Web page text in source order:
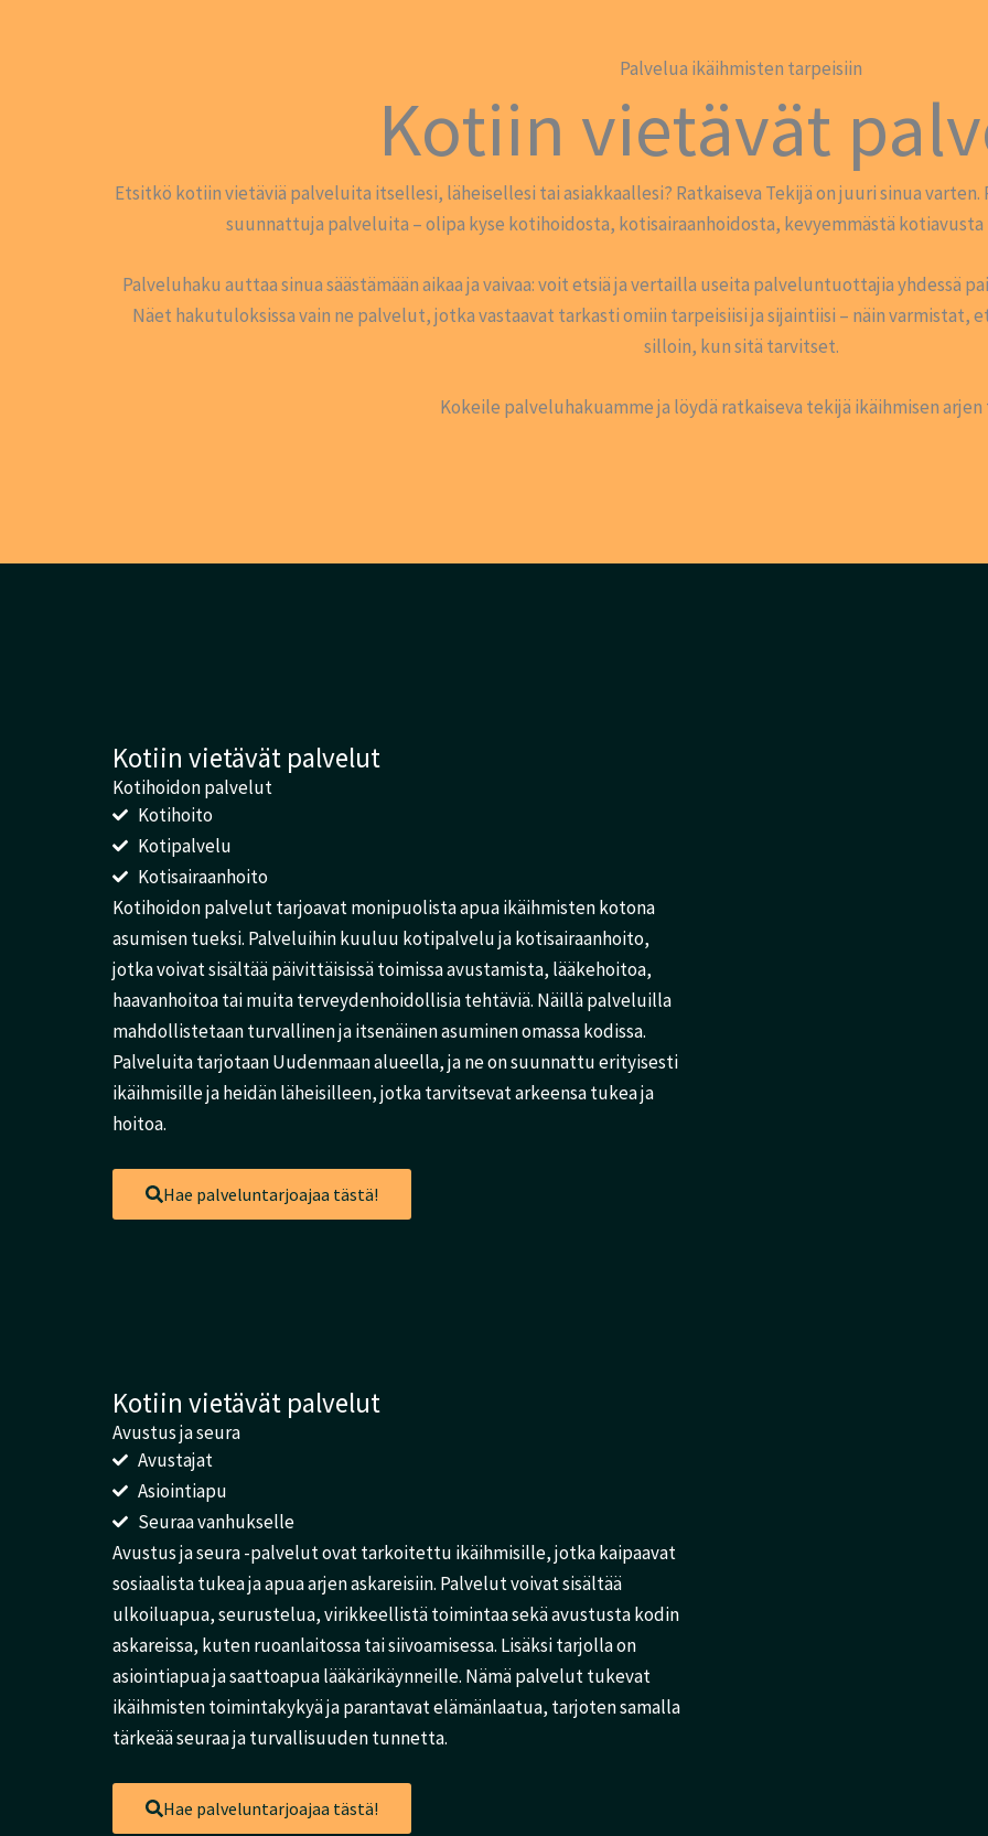
Palvelua ikäihmisten tarpeisiin
Kotiin vietävät
Etsitkö kotiin vietäviä palveluita itsellesi, läheisellesi tai asiakkaallesi? Ratkaiseva Tekijä on juuri sinua
suunnattuja palveluita – olipa kyse kotihoidosta, kotisairaanhoidosta, kevyemmästä kotiavusta
Palveluhaku auttaa sinua säästämään aikaa ja vaivaa: voit etsiä ja vertailla useita palveluntuottajia yhdessä
Näet hakutuloksissa vain ne palvelut, jotka vastaavat tarkasti omiin tarpeisiisi ja sijaintiisi – näin varmistat,
silloin, kun sitä tarvitset.
Kokeile palveluhakuamme ja löydä ratkaiseva tekijä ikäihmisen
Kotiin vietävät palvelut
Kotihoidon palvelut
Kotihoito
Kotipalvelu
Kotisairaanhoito
Kotihoidon palvelut tarjoavat monipuolista apua ikäihmisten kotona
asumisen tueksi. Palveluihin kuuluu kotipalvelu ja kotisairaanhoito,
jotka voivat sisältää päivittäisissä toimissa avustamista, lääkehoitoa,
haavanhoitoa tai muita terveydenhoidollisia tehtäviä. Näillä palveluilla
mahdollistetaan turvallinen ja itsenäinen asuminen omassa kodissa.
Palveluita tarjotaan Uudenmaan alueella, ja ne on suunnattu erityisesti
ikäihmisille ja heidän läheisilleen, jotka tarvitsevat arkeensa tukea ja
hoitoa.
Hae palveluntarjoajaa tästä!
Kotiin vietävät palvelut
Avustus ja seura
Avustajat
Asiointiapu
Seuraa vanhukselle
Avustus ja seura -palvelut ovat tarkoitettu ikäihmisille, jotka kaipaavat
sosiaalista tukea ja apua arjen askareisiin. Palvelut voivat sisältää
ulkoiluapua, seurustelua, virikkeellistä toimintaa sekä avustusta kodin
askareissa, kuten ruoanlaitossa tai siivoamisessa. Lisäksi tarjolla on
asiointiapua ja saattoapua lääkärikäynneille. Nämä palvelut tukevat
ikäihmisten toimintakykyä ja parantavat elämänlaatua, tarjoten samalla
tärkeää seuraa ja turvallisuuden tunnetta.
Hae palveluntarjoajaa tästä!